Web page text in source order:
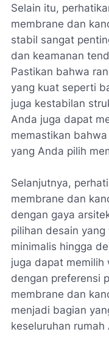
Selain itu,
membrane dan
stabil sangat
dan keamanan
Pastikan bahwa
yang kuat seperti
juga kestabilan
Anda juga dapat
memastikan
yang Anda pilih
Selanjutnya,
membrane dan
dengan gaya
pilihan desain
minimalis hingga
juga dapat memilih
dengan preferensi
membrane dan
menjadi bagian
keseluruhan rumah